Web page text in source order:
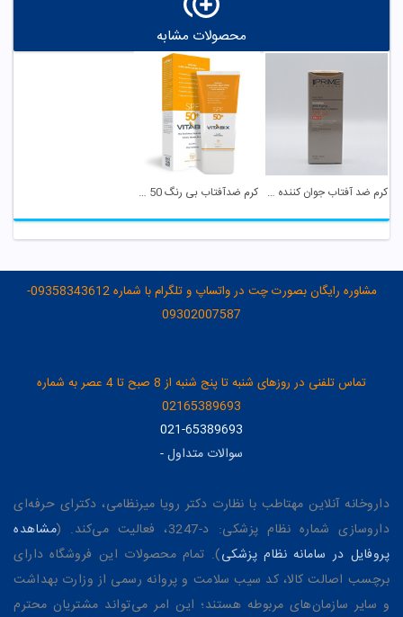
محصولات مشابه
کرم ضد آفتاب جوان کننده SPF 50 بی رنگ پریم کرم ضدآفتاب بی رنگ SPF 50 پوست خشک و معمولی ...
مشاوره رایگان بصورت چت در واتساپ و تلگرام با شماره 09358343612-
09302007587
تماس تلفنی در روزهای شنبه تا پنج شنبه از 8 صبح تا 4 عصر به شماره
02165389693
021-65389693
سوالات متداول-
داروخانه آنلاین مهتاطب با نظارت دکتر رویا میرنظامی، دکترای حرفه‌ای
داروسازی شماره نظام پزشکی: د-3247، فعالیت می‌کند. (
مشاهده
پروفایل در سامانه نظام پزشکی). تمام محصولات این فروشگاه دارای
برچسب اصالت کالا، کد سیب سلامت و پروانه رسمی از وزارت بهداشت
و سایر سازمان‌های مربوطه هستند؛ این امر می‌تواند مشتریان محترم